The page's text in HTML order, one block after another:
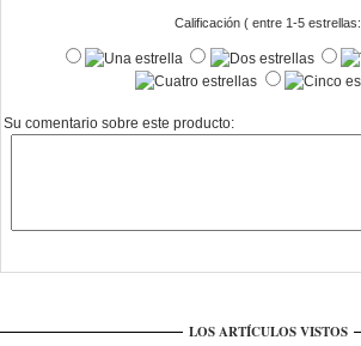
Calificación ( entre 1-5 estrellas:
Su comentario sobre este producto:
LOS ARTÍCULOS VISTOS